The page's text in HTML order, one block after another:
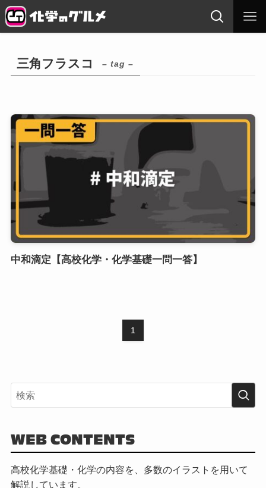
三角フラスコ – tag –
中和滴定【高校化学・化学基礎一問一答】
1
WEB CONTENTS
高校化学基礎・化学の内容を、多数のイラストを用いて
解説しています。